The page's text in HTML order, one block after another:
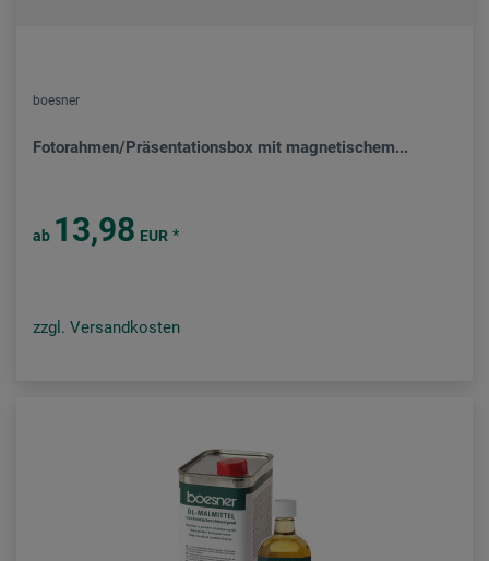
boesner
Fotorahmen/Präsentationsbox mit magnetischem...
ab 13,98 EUR *
zzgl. Versandkosten